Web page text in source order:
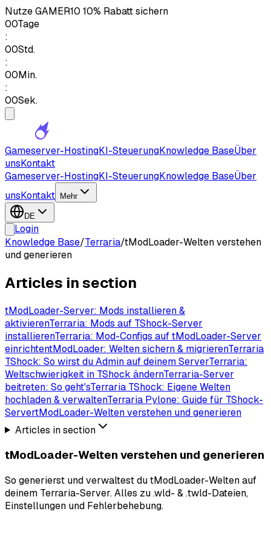
NutzeGAMER10 10% Rabatt sichern
00Tage
:
00Std.
:
00Min.
:
00Sek.
Gameserver-HostingKI-SteuerungKnowledge BaseÜber
unsKontakt
Gameserver-HostingKI-SteuerungKnowledge BaseÜber
unsKontakt Mehr
DE
Login
Knowledge Base/Terraria/tModLoader-Welten verstehen
und generieren
Articles in section
tModLoader-Server: Mods installieren &
aktivierenTerraria: Mods auf TShock-Server
installierenTerraria: Mod-Configs auf tModLoader-Server
einrichtentModLoader: Welten sichern & migrierenTerraria
TShock: So wirst du Admin auf deinem ServerTerraria:
Weltschwierigkeit in TShock ändernTerraria-Server
beitreten: So geht'sTerraria TShock: Eigene Welten
hochladen & verwaltenTerraria Pylone: Guide für TShock-
ServertModLoader-Welten verstehen und generieren
Articles in section
tModLoader-Welten verstehen und generieren
So generierst und verwaltest du tModLoader-Welten auf
deinem Terraria-Server. Alles zu .wld- & .twld-Dateien,
Einstellungen und Fehlerbehebung.